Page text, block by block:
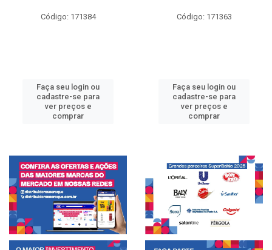
Código: 171384
Faça seu login ou
cadastre-se para
ver preços e
comprar
Código: 171363
Faça seu login ou
cadastre-se para
ver preços e
comprar